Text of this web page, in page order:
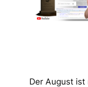
Der August